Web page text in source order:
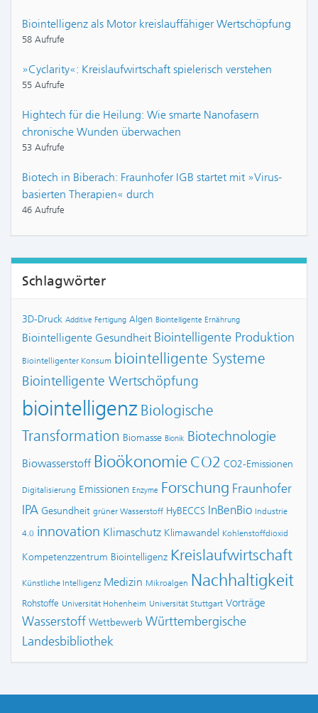
Biointelligenz als Motor kreislauffähiger Wertschöpfung
58 Aufrufe
»Cyclarity«: Kreislaufwirtschaft spielerisch verstehen
55 Aufrufe
Hightech für die Heilung: Wie smarte Nanofasern
chronische Wunden überwachen
53 Aufrufe
Biotech in Biberach: Fraunhofer IGB startet mit »Virus-
basierten Therapien« durch
46 Aufrufe
Schlagwörter
3D-Druck Additive Fertigung Algen Biointelligente Ernährung
Biointelligente Gesundheit Biointelligente Produktion
Biointelligenter Konsum biointelligente Systeme
Biointelligente Wertschöpfung
biointelligenz Biologische
Transformation Biomasse Bionik Biotechnologie
Biowasserstoff Bioökonomie CO2 CO2-Emissionen
Digitalisierung Emissionen Enzyme Forschung Fraunhofer
IPA Gesundheit grüner Wasserstoff HyBECCS InBenBio Industrie
4.0 innovation Klimaschutz Klimawandel Kohlenstoffdioxid
Kompetenzzentrum Biointelligenz Kreislaufwirtschaft
Künstliche Intelligenz Medizin Mikroalgen Nachhaltigkeit
Rohstoffe Universität Hohenheim Universität Stuttgart Vorträge
Wasserstoff Wettbewerb Württembergische
Landesbibliothek